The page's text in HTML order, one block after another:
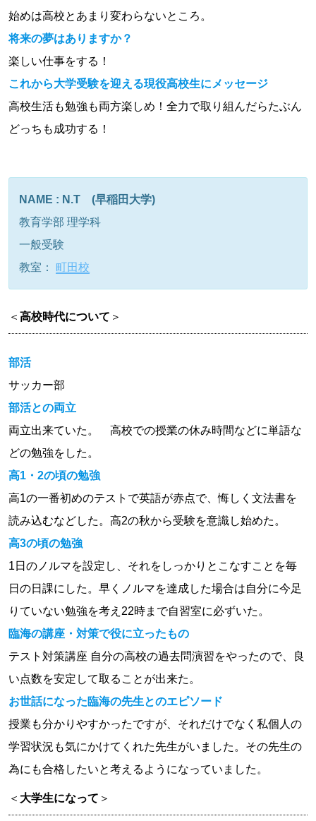
始めは高校とあまり変わらないところ。
将来の夢はありますか？
楽しい仕事をする！
これから大学受験を迎える現役高校生にメッセージ
高校生活も勉強も両方楽しめ！全力で取り組んだらたぶん
どっちも成功する！
NAME : N.T (早稲田大学)
教育学部 理学科
一般受験
教室：
町田校
＜ 高校時代について ＞
部活
サッカー部
部活との両立
両立出来ていた。 高校での授業の休み時間などに単語な
どの勉強をした。
高1・2の頃の勉強
高1の一番初めのテストで英語が赤点で、悔しく文法書を
読み込むなどした。高2の秋から受験を意識し始めた。
高3の頃の勉強
1日のノルマを設定し、それをしっかりとこなすことを毎
日の日課にした。早くノルマを達成した場合は自分に今足
りていない勉強を考え22時まで自習室に必ずいた。
臨海の講座・対策で役に立ったもの
テスト対策講座 自分の高校の過去問演習をやったので、良
い点数を安定して取ることが出来た。
お世話になった臨海の先生とのエピソード
授業も分かりやすかったですが、それだけでなく私個人の
学習状況も気にかけてくれた先生がいました。その先生の
為にも合格したいと考えるようになっていました。
＜ 大学生になって ＞